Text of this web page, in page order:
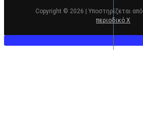
Copyright © 2026 | Υποστηρίζεται από
περιοδικό Χ